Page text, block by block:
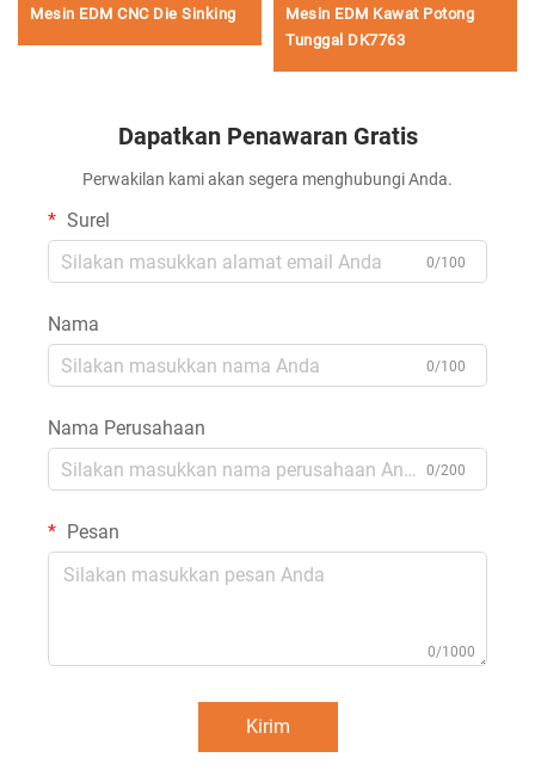
Mesin EDM CNC Die Sinking
Mesin EDM Kawat Potong
Tunggal DK7763
Dapatkan Penawaran Gratis
Perwakilan kami akan segera menghubungi Anda.
Surel
0/100
Nama
0/100
Nama Perusahaan
0/200
Pesan
0/1000
Kirim